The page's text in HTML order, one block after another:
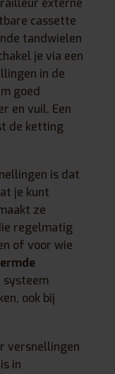
cassette
tandwielen
je via een
in de
goed
en vuil. Een
de ketting
is dat
je kunt
ze
regelmatig
of voor wie
ook bij
versnellingen
in